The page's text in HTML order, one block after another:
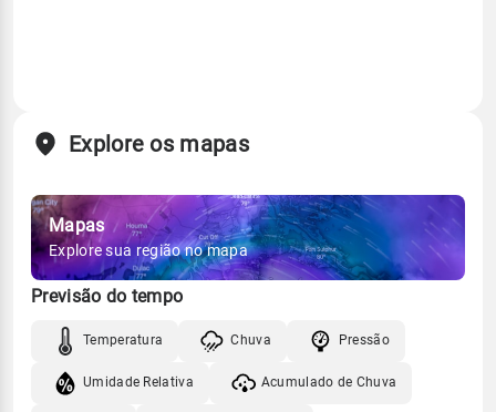
Explore os mapas
Mapas
Explore sua região no mapa
Previsão do tempo
Temperatura Chuva Pressão
Umidade Relativa Acumulado de Chuva